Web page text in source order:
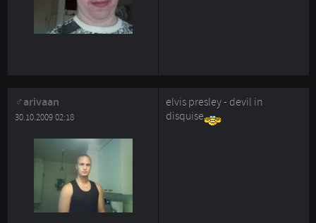
arivaan
30.10.2009 02:18
elvis presley - devil in
disquise